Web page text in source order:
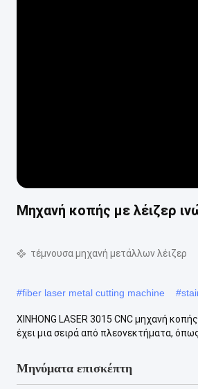
Μηχανή κοπής με λέιζερ
τέμνουσα μηχανή μετάλλων λέιζερ
#fiber laser metal cutting machine #
XINHONG LASER 3015 CNC μηχανή
έχει μια σειρά από πλεονεκτήματα,
Μηνύματα επισκέπτη